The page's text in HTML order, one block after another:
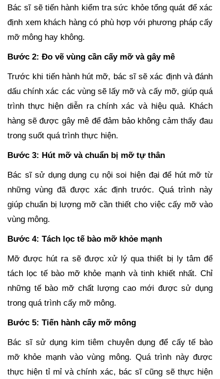
Bác sĩ sẽ tiến hành kiểm tra sức khỏe tổng quát để xác
định xem khách hàng có phù hợp với phương pháp cấy
mỡ mông hay không.
Bước 2: Đo vẽ vùng cần cấy mỡ và gây mê
Trước khi tiến hành hút mỡ, bác sĩ sẽ xác định và đánh
dấu chính xác các vùng sẽ lấy mỡ và cấy mỡ, giúp quá
trình thực hiện diễn ra chính xác và hiệu quả. Khách
hàng sẽ được gây mê để đảm bảo không cảm thấy đau
trong suốt quá trình thực hiện.
Bước 3: Hút mỡ và chuẩn bị mỡ tự thân
Bác sĩ sử dụng dụng cụ nội soi hiện đại để hút mỡ từ
những vùng đã được xác định trước. Quá trình này
giúp chuẩn bị lượng mỡ cần thiết cho việc cấy mỡ vào
vùng mông.
Bước 4: Tách lọc tế bào mỡ khỏe mạnh
Mỡ được hút ra sẽ được xử lý qua thiết bị ly tâm để
tách lọc tế bào mỡ khỏe mạnh và tinh khiết nhất. Chỉ
những tế bào mỡ chất lượng cao mới được sử dụng
trong quá trình cấy mỡ mông.
Bước 5: Tiến hành cấy mỡ mông
Bác sĩ sử dụng kim tiêm chuyên dụng để cấy tế bào
mỡ khỏe mạnh vào vùng mông. Quá trình này được
thực hiện tỉ mỉ và chính xác, bác sĩ cũng sẽ thực hiện